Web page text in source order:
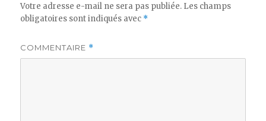
Votre adresse e-mail ne sera pas publiée. Les champs
obligatoires sont indiqués avec *
COMMENTAIRE *